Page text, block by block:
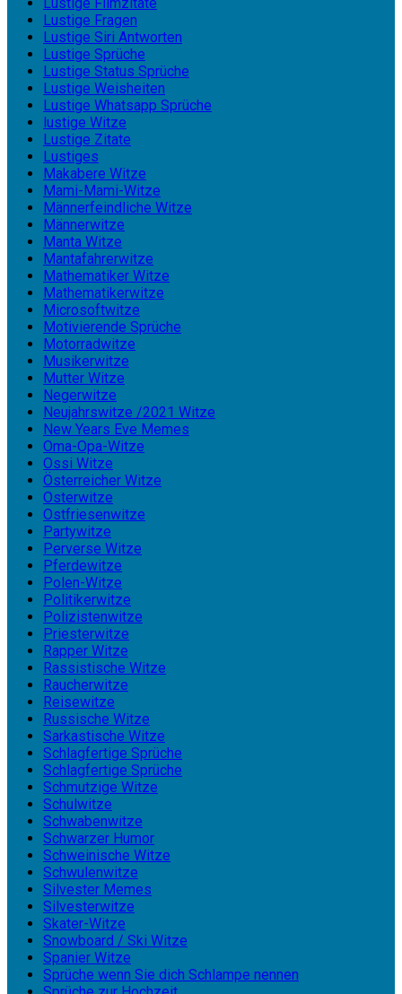
Lustige Fragen
Lustige Siri Antworten
Lustige Sprüche
Lustige Status Sprüche
Lustige Weisheiten
Lustige Whatsapp Sprüche
lustige Witze
Lustige Zitate
Lustiges
Makabere Witze
Mami-Mami-Witze
Männerfeindliche Witze
Männerwitze
Manta Witze
Mantafahrerwitze
Mathematiker Witze
Mathematikerwitze
Microsoftwitze
Motivierende Sprüche
Motorradwitze
Musikerwitze
Mutter Witze
Negerwitze
Neujahrswitze /2021 Witze
New Years Eve Memes
Oma-Opa-Witze
Ossi Witze
Österreicher Witze
Osterwitze
Ostfriesenwitze
Partywitze
Perverse Witze
Pferdewitze
Polen-Witze
Politikerwitze
Polizistenwitze
Priesterwitze
Rapper Witze
Rassistische Witze
Raucherwitze
Reisewitze
Russische Witze
Sarkastische Witze
Schlagfertige Sprüche
Schlagfertige Sprüche
Schmutzige Witze
Schulwitze
Schwabenwitze
Schwarzer Humor
Schweinische Witze
Schwulenwitze
Silvester Memes
Silvesterwitze
Skater-Witze
Snowboard / Ski Witze
Spanier Witze
Sprüche wenn Sie dich Schlampe nennen